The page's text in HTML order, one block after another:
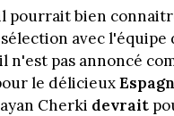
pourrait bien
avec l'équipe
n'est pas annoncé
le délicieux
Cherki devrait